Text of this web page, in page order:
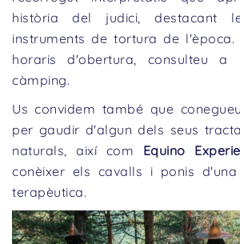
història del judici, destacant
instruments de tortura de l'època.
horaris d'obertura, consulteu a
càmping.
Us convidem també que
per gaudir d'algun dels seus
naturals, així com Equino
conèixer els cavalls i ponis
terapèutica.